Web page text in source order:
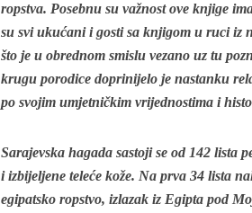
ropstva. Posebnu su važnost ove knjige
su svi ukućani i gosti sa knjigom u ruci iz
što je u obrednom smislu vezano uz tu
krugu porodice doprinijelo je nastanku
po svojim umjetničkim vrijednostima i
Sarajevska hagada sastoji se od 142 lista
i izbijeljene teleće kože. Na prva 34 lista
egipatsko ropstvo, izlazak iz Egipta pod